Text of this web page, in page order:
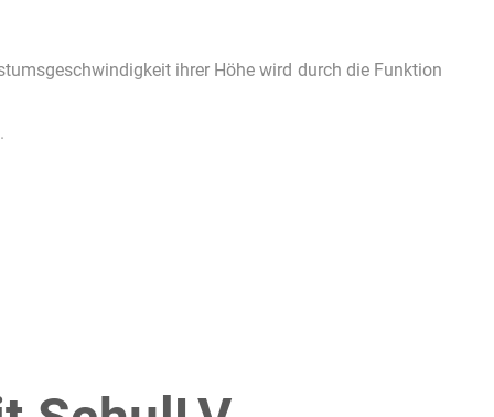
ihrer Höhe wird durch die Funktion